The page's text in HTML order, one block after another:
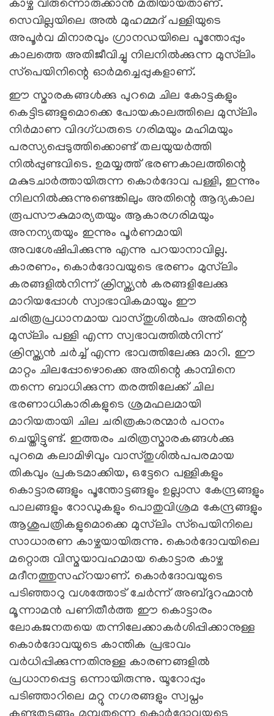
കാഴ്ച വിരുന്നൊരുക്കാന്‍ മതിയായതാണ്.
സെവില്ലയിലെ അല്‍ മുഹമ്മദ് പള്ളിയുടെ
അപൂര്‍വ മിനാരവും ഗ്രാനഡയിലെ പൂന്തോപ്പും
കാലത്തെ അതിജീവിച്ചു നിലനില്‍ക്കുന്ന മുസ്‌ലിം
സ്‌പെയിനിന്റെ ഓര്‍മച്ചെപ്പുകളാണ്.
ഈ സ്മാരകങ്ങള്‍ക്കു പുറമെ ചില കോട്ടകളും
കെട്ടിടങ്ങളുമൊക്കെ പോയകാലത്തിലെ മുസ്‌ലിം
നിര്‍മാണ വിദഗ്ധരുടെ ഗരിമയും മഹിമയും
പരസ്യപ്പെടുത്തിക്കൊണ്ട് തലയുയര്‍ത്തി
നില്‍പ്പുണ്ടവിടെ. ഉമയ്യത്ത് ഭരണകാലത്തിന്റെ
മകുടചാര്‍ത്തായിരുന്ന കൊര്‍ദോവ പള്ളി, ഇന്നും
നിലനില്‍ക്കുന്നുണ്ടെങ്കിലും അതിന്റെ ആദ്യകാല
രൂപസൗകുമാര്യതയും ആകാരഗരിമയും
അനന്യതയും ഇന്നും പൂര്‍ണമായി
അവശേഷിപിക്കുന്നു എന്നു പറയാനാവില്ല.
കാരണം, കൊര്‍ദോവയുടെ ഭരണം മുസ്‌ലിം
കരങ്ങളില്‍നിന്ന് ക്രിസ്ത്യന്‍ കരങ്ങളിലേക്കു
മാറിയപ്പോള്‍ സ്വാഭാവികമായും ഈ
ചരിത്രപ്രധാനമായ വാസ്തുശില്‍പം അതിന്റെ
മുസ്‌ലിം പള്ളി എന്ന സ്വഭാവത്തില്‍നിന്ന്
ക്രിസ്ത്യന്‍ ചര്‍ച്ച് എന്ന ഭാവത്തിലേക്കു മാറി. ഈ
മാറ്റം ചിലപ്പോഴൊക്കെ അതിന്റെ കാമ്പിനെ
തന്നെ ബാധിക്കുന്ന തരത്തിലേക്ക് ചില
ഭരണാധികാരികളുടെ ശ്രമഫലമായി
മാറിയതായി ചില ചരിത്രകാരന്മാര്‍ പഠനം
ചെയ്തിട്ടുണ്ട്. ഇത്തരം ചരിത്രസ്മാരകങ്ങള്‍ക്കു
പുറമെ കലാമിഴിവും വാസ്തുശില്‍പപരമായ
തികവും പ്രകടമാക്കിയ, ഒട്ടേറെ പള്ളികളും
കൊട്ടാരങ്ങളും പൂന്തോട്ടങ്ങളും ഉല്ലാസ കേന്ദ്രങ്ങളും
പാലങ്ങളും റോഡുകളും പൊതുവിശ്രമ കേന്ദ്രങ്ങളും
ആശുപത്രികളുമൊക്കെ മുസ്‌ലിം സ്‌പെയിനിലെ
സാധാരണ കാഴ്ചയായിരുന്നു. കൊര്‍ദോവയിലെ
മറ്റൊരു വിസ്മയാവഹമായ കൊട്ടാര കാഴ്ച
മദീനത്തുസഹ്‌റയാണ്. കൊര്‍ദോവയുടെ
പടിഞ്ഞാറു വശത്തോട് ചേര്‍ന്ന് അബ്ദുറഹ്മാന്‍
മൂന്നാമന്‍ പണിതീര്‍ത്ത ഈ കൊട്ടാരം
ലോകജനതയെ തന്നിലേക്കാകര്‍ശിപ്പിക്കാനുള്ള
കൊര്‍ദോവയുടെ കാന്തിക പ്രഭാവം
വര്‍ധിപ്പിക്കുന്നതിനുള്ള കാരണങ്ങളില്‍
പ്രധാനപ്പെട്ട ഒന്നായിരുന്നു. യൂറോപ്പും
പടിഞ്ഞാറിലെ മറ്റു നഗരങ്ങളും സ്വപ്നം